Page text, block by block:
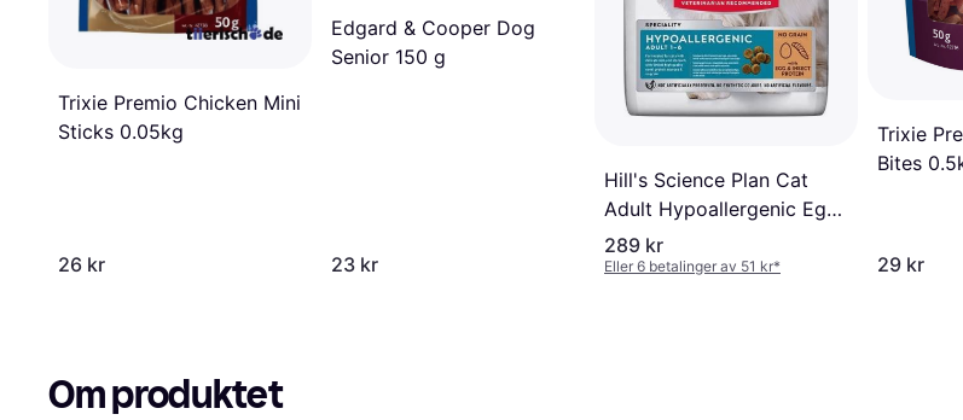
Trixie Premio Chicken Mini
Sticks 0.05kg
26 kr
Edgard & Cooper Dog
Senior 150 g
23 kr
Hill's Science Plan Cat
Adult Hypoallergenic Egg
& Insect 1,5 kg
289 kr
Eller 6 betalinger av 51 kr*
Trixie
Bites
29 kr
Om produktet